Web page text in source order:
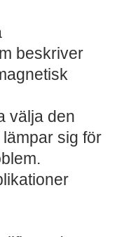
beskriver
välja den
sig för